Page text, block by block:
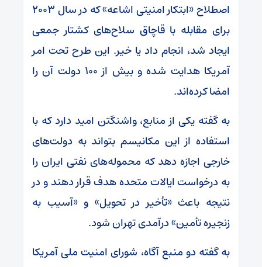
اصطلاح «ابتکار امنیتی اشاعه» که در سال ۲۰۰۳
برای مقابله با قاچاق سلاح‌های کشتار جمعی
ایجاد شد، انجام داد یا خیر. این طرح تحت امر
آمریکا هدایت شده و بیش از ۱۰۰ دولت آن را
امضا کرده‌اند.
به گفته یکی از منابع، واشنگتن امید دارد که با
استفاده از این مکانیسم بتواند به دولت‌های
خارجی اجازه دهد که محموله‌های نفتی ایران را
به درخواست ایالات متحده هدف قرار دهند و در
نتیجه باعث «تأخیر در تحویل» و «آسیب به
زنجیره تأمین» درآمدی تهران شود.
به گفته دو منبع آگاه، شورای امنیت ملی آمریکا